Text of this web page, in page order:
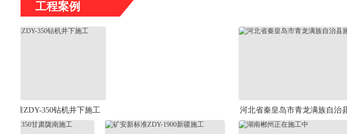
工程案例
钻机井下施工 河北省秦皇岛市青龙满族自治县施
工现场